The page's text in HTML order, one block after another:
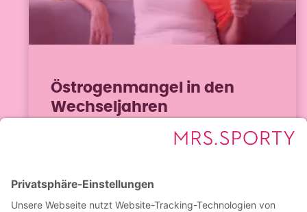
Östrogenmangel in den
Wechseljahren
Östrogenmangel in den Wechseljahren
bemerkbar machen. Erfahre, was
dahintersteckt und wie du deinen Körper